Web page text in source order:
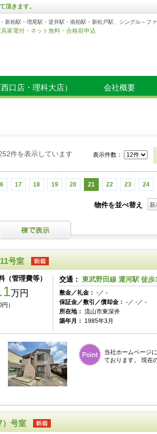
頂きます。
柏駅・増尾駅・逆井駅・南柏駅・新松戸駅、シングル～フ
家電付・ネット無料・合格前申込
口店・理科大店） 会社概要
件を表示しています
17 18 19 20 21 22 23 24
表示件数：
物件を並べ替え 新
号室
（管理費等）
万円
円）
交通： 東武野田線 運河駅 徒歩
敷金／礼金： -／ -
保証金／敷引／償却金： -／ -／ -
所在地： 流山市東深井
築年月： 1985年3月
当社ホームページ
ております。 現在
）号室